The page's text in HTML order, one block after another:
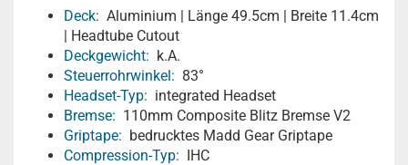
Deck: Aluminium | Länge 49.5cm | Breite 11.4cm
| Headtube Cutout
Deckgewicht: k.A.
Steuerrohrwinkel: 83°
Headset-Typ: integrated Headset
Bremse: 110mm Composite Blitz Bremse V2
Griptape: bedrucktes Madd Gear Griptape
Compression-Typ: IHC